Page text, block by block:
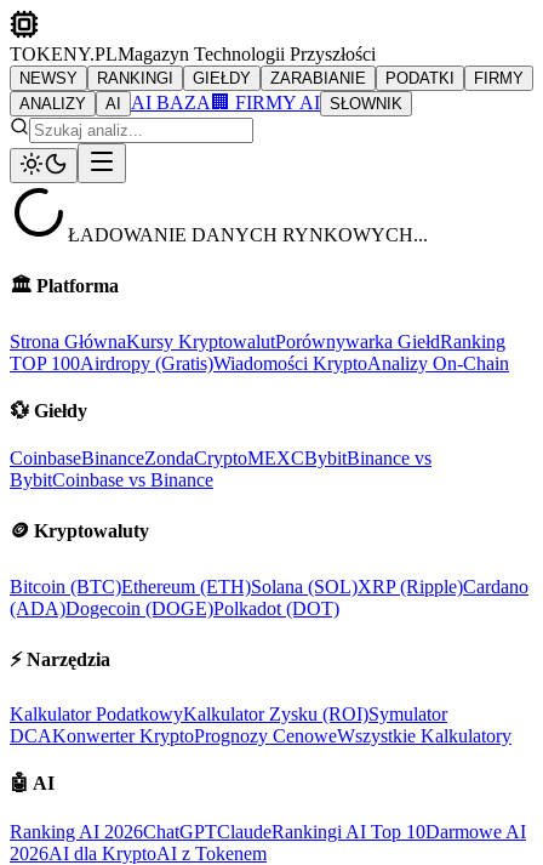
TOKENY.PLMagazyn Technologii Przyszłości
NEWSY RANKINGI GIEŁDY ZARABIANIE PODATKI
FIRMY
ANALIZY
AI AI BAZA 🏢 FIRMY AI SŁOWNIK
ŁADOWANIE DANYCH RYNKOWYCH...
🏛️ Platforma
Strona GłównaKursy KryptowalutPorównywarka GiełdRanking
TOP 100Airdropy (Gratis)Wiadomości KryptoAnalizy On-Chain
💱 Giełdy
CoinbaseBinanceZondaCryptoMEXCBybitBinance vs
BybitCoinbase vs Binance
🪙 Kryptowaluty
Bitcoin (BTC)Ethereum (ETH)Solana (SOL)XRP (Ripple)Cardano
(ADA)Dogecoin (DOGE)Polkadot (DOT)
⚡ Narzędzia
Kalkulator PodatkowyKalkulator Zysku (ROI)Symulator
DCAKonwerter KryptoPrognozy CenoweWszystkie Kalkulatory
🤖 AI
Ranking AI 2026ChatGPTClaudeRankingi AI Top 10Darmowe AI
2026AI dla KryptoAI z Tokenem